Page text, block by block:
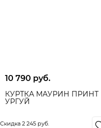
10 790 руб.
КУРТКА МАУРИН ПРИНТ
УРГУЙ
Скидка 2 245 руб.